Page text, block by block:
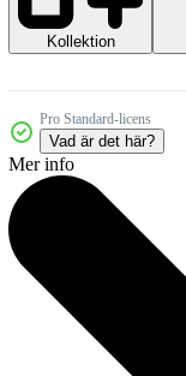
Kollektion
Pro Standard-licens
Vad är det här?
Mer info